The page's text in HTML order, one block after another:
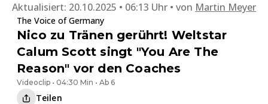
Aktualisiert: 20.10.2025 • 06:13 Uhr von Martin Meyer
The Voice of Germany
Nico zu Tränen gerührt! Weltstar
Calum Scott singt "You Are The
Reason" vor den Coaches
Videoclip • 04:30 Min • Ab 6
Teilen